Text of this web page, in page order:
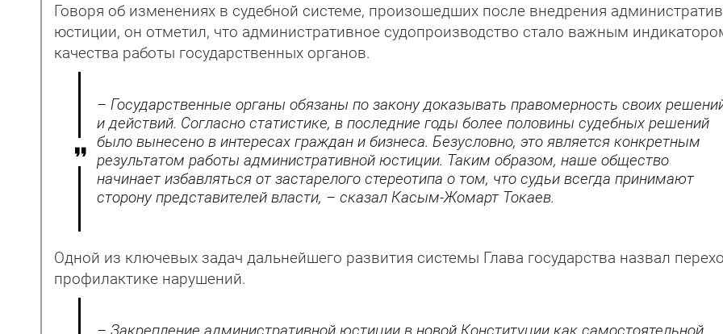
Говоря об изменениях в судебной системе, произошедших после внедрения
юстиции, он отметил, что административное судопроизводство стало важным
качества работы государственных органов.
– Государственные органы обязаны по закону доказывать правомерность своих
и действий. Согласно статистике, в последние годы более половины судебных решений
было вынесено в интересах граждан и бизнеса. Безусловно, это является конкретным
результатом работы административной юстиции. Таким образом, наше общество
начинает избавляться от застарелого стереотипа о том, что судьи всегда принимают
сторону представителей власти, – сказал Касым-Жомарт Токаев.
Одной из ключевых задач дальнейшего развития системы Глава государства назвал
профилактике нарушений.